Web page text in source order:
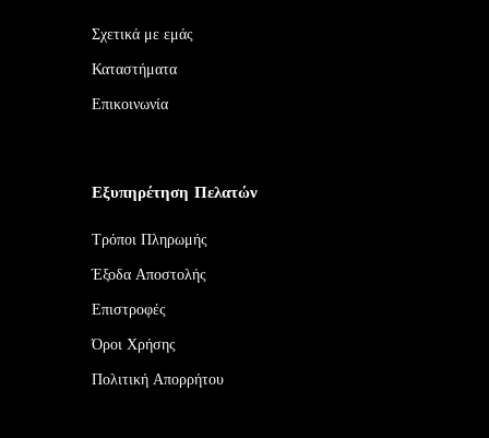
Σχετικά με εμάς
Καταστήματα
Επικοινωνία
Εξυπηρέτηση Πελατών
Τρόποι Πληρωμής
Έξοδα Αποστολής
Επιστροφές
Όροι Χρήσης
Πολιτική Απορρήτου